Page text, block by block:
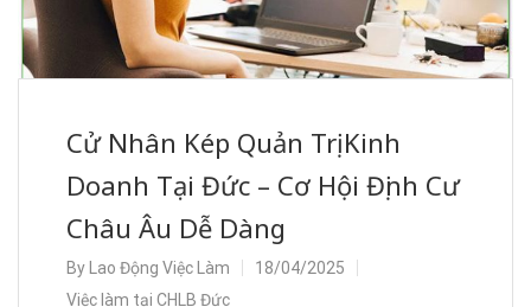
Cử Nhân Kép Quản Trị Kinh
Doanh Tại Đức – Cơ Hội Định Cư
Châu Âu Dễ Dàng
By Lao Động Việc Làm
18/04/2025
Việc làm tại CHLB Đức